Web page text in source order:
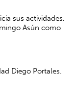
sus actividades,
Asún como
Diego Portales.